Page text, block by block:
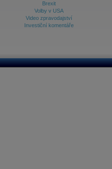
Brexit
Volby v USA
Video zpravodajství
Investiční komentáře